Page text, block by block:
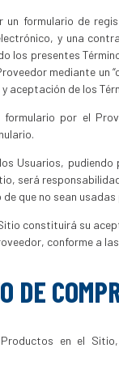
un formulario de
y una
los presentes
mediante un
aceptación de los
formulario por el
Usuarios,
será
que no sean
constituirá su
conforme a
DE
en el